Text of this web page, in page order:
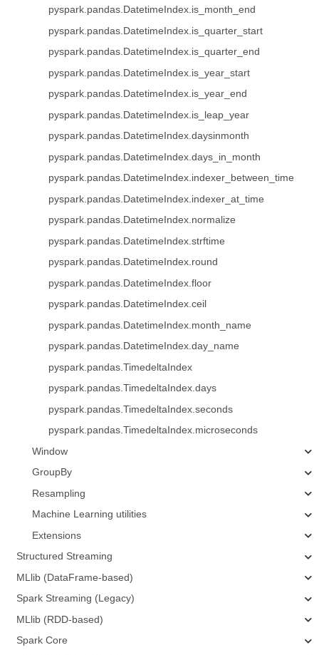
pyspark.pandas.DatetimeIndex.is_month_end
pyspark.pandas.DatetimeIndex.is_quarter_start
pyspark.pandas.DatetimeIndex.is_quarter_end
pyspark.pandas.DatetimeIndex.is_year_start
pyspark.pandas.DatetimeIndex.is_year_end
pyspark.pandas.DatetimeIndex.is_leap_year
pyspark.pandas.DatetimeIndex.daysinmonth
pyspark.pandas.DatetimeIndex.days_in_month
pyspark.pandas.DatetimeIndex.indexer_between_time
pyspark.pandas.DatetimeIndex.indexer_at_time
pyspark.pandas.DatetimeIndex.normalize
pyspark.pandas.DatetimeIndex.strftime
pyspark.pandas.DatetimeIndex.round
pyspark.pandas.DatetimeIndex.floor
pyspark.pandas.DatetimeIndex.ceil
pyspark.pandas.DatetimeIndex.month_name
pyspark.pandas.DatetimeIndex.day_name
pyspark.pandas.TimedeltaIndex
pyspark.pandas.TimedeltaIndex.days
pyspark.pandas.TimedeltaIndex.seconds
pyspark.pandas.TimedeltaIndex.microseconds
Window
GroupBy
Resampling
Machine Learning utilities
Extensions
Structured Streaming
MLlib (DataFrame-based)
Spark Streaming (Legacy)
MLlib (RDD-based)
Spark Core